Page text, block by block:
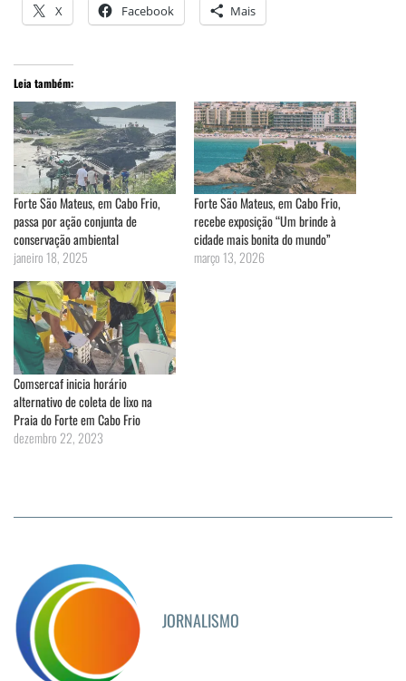
X Facebook Mais
Leia também:
Forte São Mateus, em Cabo Frio,
passa por ação conjunta de
conservação ambiental
janeiro 18, 2025
Forte São Mateus, em Cabo Frio,
recebe exposição “Um brinde à
cidade mais bonita do mundo”
março 13, 2026
Comsercaf inicia horário
alternativo de coleta de lixo na
Praia do Forte em Cabo Frio
dezembro 22, 2023
JORNALISMO